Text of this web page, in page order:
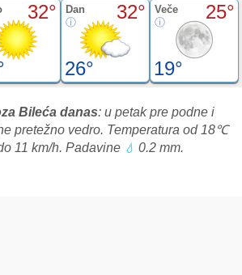
32° Dan 32°
26°
Veče 25°
19°
Bileća danas: u petak pre podne i
pretežno vedro. Temperatura od 18℃
11 km/h. Padavine 💧 0.2 mm.